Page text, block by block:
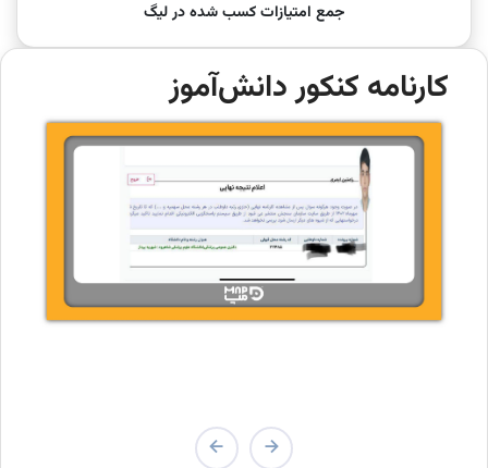
جمع امتیازات کسب شده در لیگ
کارنامه کنکور دانش‌آموز